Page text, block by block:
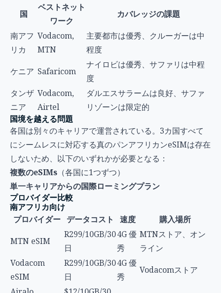
国
ベストネット
ワーク
カバレッジの課題
南アフ
リカ
Vodacom,
MTN
主要都市は優秀、クルーガーは中
程度
ケニア Safaricom
ナイロビは優秀、サファリは中程
度
タンザ
ニア
Vodacom,
Airtel
ダルエスサラームは良好、サファ
リゾーンは限定的
国境を越える問題
各国は別々のキャリアで運営されている。3カ国すべて
にシームレスに対応する真のパンアフリカンeSIMは存在
しないため、以下のいずれかが必要となる：
複数のeSIMs （各国に1つずつ）
単一キャリアからの国際ローミングプラン
プロバイダー比較
南アフリカ向け
プロバイダー データコスト 速度
購入場所
MTN eSIM
R299/10GB/30
日
4G 優
秀
MTNストア、オン
ライン
Vodacom
eSIM
R299/10GB/30
日
4G 優
秀
Vodacomストア